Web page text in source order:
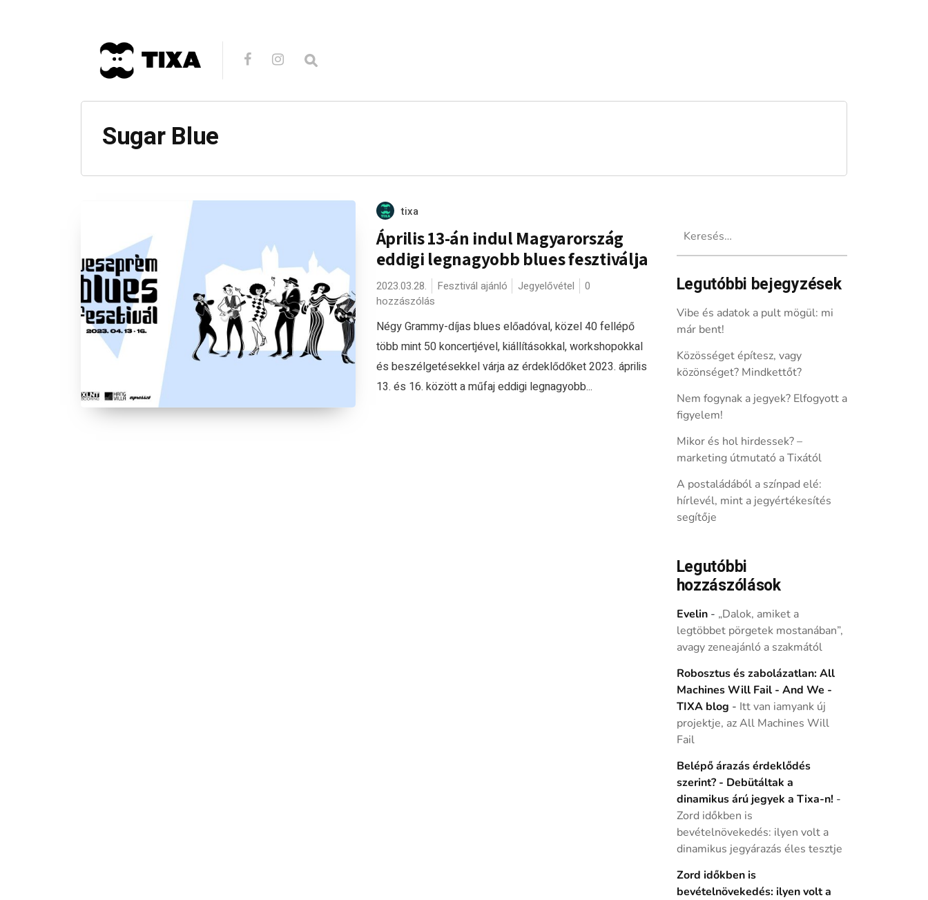
Sugar Blue
tixa
Április 13-án indul Magyarország
eddigi legnagyobb blues fesztiválja
2023.03.28. Fesztivál ajánló Jegyelővétel
0
hozzászólás
Négy Grammy-díjas blues előadóval, közel 40 fellépő
több mint 50 koncertjével, kiállításokkal, workshopokkal
és beszélgetésekkel várja az érdeklődőket 2023. április
13. és 16. között a műfaj eddigi legnagyobb...
Legutóbbi bejegyzések
Vibe és adatok a pult mögül: mi
már bent!
Közösséget építesz, vagy
közönséget? Mindkettőt?
Nem fogynak a jegyek? Elfogyott a
figyelem!
Mikor és hol hirdessek? –
marketing útmutató a Tixától
A postaládából a színpad elé:
hírlevél, mint a jegyértékesítés
segítője
Legutóbbi
hozzászólások
Evelin- „Dalok, amiket a
legtöbbet pörgetek mostanában”,
avagy zeneajánló a szakmától
Robosztus és zabolázatlan: All
Machines Will Fail - And We -
TIXA blog - Itt van iamyank új
projektje, az All Machines Will
Fail
Belépő árazás érdeklődés
szerint? - Debütáltak a
dinamikus árú jegyek a Tixa-n! -
Zord időkben is
bevételnövekedés: ilyen volt a
dinamikus jegyárazás éles tesztje
Zord időkben is
bevételnövekedés: ilyen volt a